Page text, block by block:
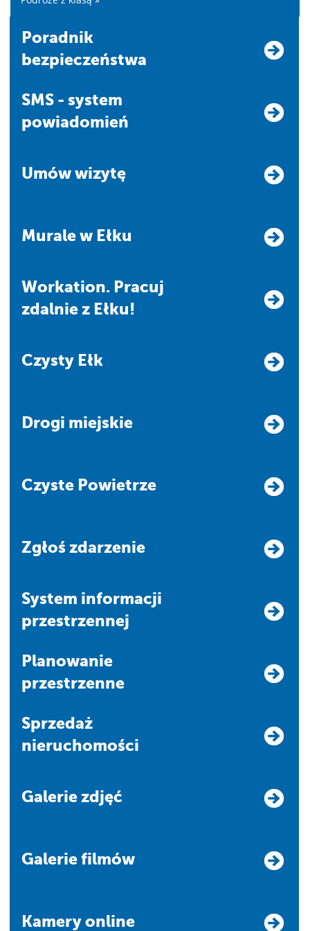
Poradnik
bezpieczeństwa
SMS - system
powiadomień
Umów wizytę
Murale w Ełku
Workation. Pracuj
zdalnie z Ełku!
Czysty Ełk
Drogi miejskie
Czyste Powietrze
Zgłoś zdarzenie
system informacji
przestrzennej
Planowanie
przestrzenne
Sprzedaż
nieruchomości
Galerie zdjęć
Galerie filmów
Kamery online